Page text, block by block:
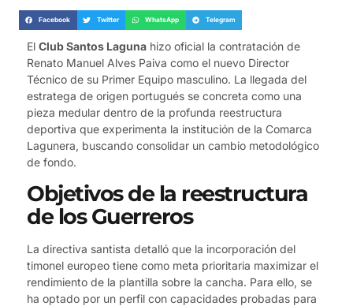
Facebook Twitter WhatsApp Telegram
El Club Santos Laguna hizo oficial la contratación de
Renato Manuel Alves Paiva como el nuevo Director
Técnico de su Primer Equipo masculino. La llegada del
estratega de origen portugués se concreta como una
pieza medular dentro de la profunda reestructura
deportiva que experimenta la institución de la Comarca
Lagunera, buscando consolidar un cambio metodológico
de fondo.
Objetivos de la reestructura
de los Guerreros
La directiva santista detalló que la incorporación del
timonel europeo tiene como meta prioritaria maximizar el
rendimiento de la plantilla sobre la cancha. Para ello, se
ha optado por un perfil con capacidades probadas para